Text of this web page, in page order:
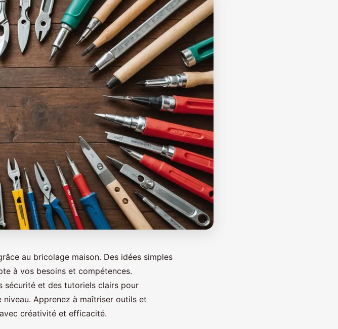
au bricolage maison. Des idées simples
à vos besoins et compétences.
sécurité et des tutoriels clairs pour
Apprenez à maîtriser outils et
créativité et efficacité.